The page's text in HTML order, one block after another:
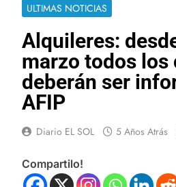
ULTIMAS NOTICIAS
Alquileres:
marzo todos
deberán ser
AFIP
Diario EL SOL 5 Años Atrás
Compartilo!